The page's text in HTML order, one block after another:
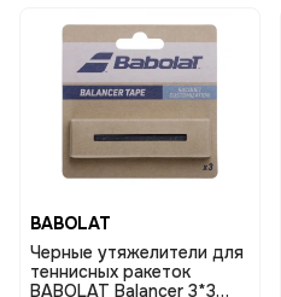
BABOLAT
Черные утяжелители для
теннисных ракеток
BABOLAT Balancer 3*3